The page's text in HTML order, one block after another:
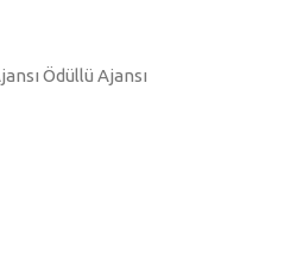
Ödüllü Ajansı